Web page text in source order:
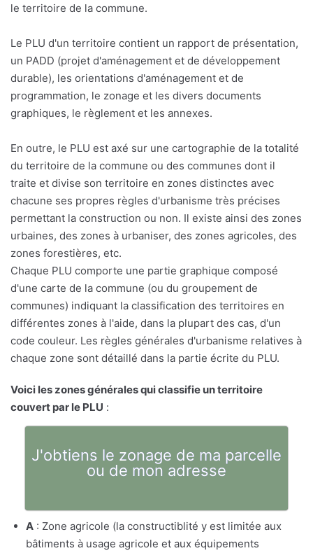
le territoire de la commune.
Le PLU d'un territoire contient un rapport de présentation,
un PADD (projet d'aménagement et de développement
durable), les orientations d'aménagement et de
programmation, le zonage et les divers documents
graphiques, le règlement et les annexes.
En outre, le PLU est axé sur une cartographie de la totalité
du territoire de la commune ou des communes dont il
traite et divise son territoire en zones distinctes avec
chacune ses propres règles d'urbanisme très précises
permettant la construction ou non. Il existe ainsi des zones
urbaines, des zones à urbaniser, des zones agricoles, des
zones forestières, etc.
Chaque PLU comporte une partie graphique composé
d'une carte de la commune (ou du groupement de
communes) indiquant la classification des territoires en
différentes zones à l'aide, dans la plupart des cas, d'un
code couleur. Les règles générales d'urbanisme relatives à
chaque zone sont détaillé dans la partie écrite du PLU.
Voici les zones générales qui classifie un territoire
couvert par le PLU :
J'obtiens le zonage de ma parcelle
ou de mon adresse
A : Zone agricole (la constructiblité y est limitée aux
bâtiments à usage agricole et aux équipements